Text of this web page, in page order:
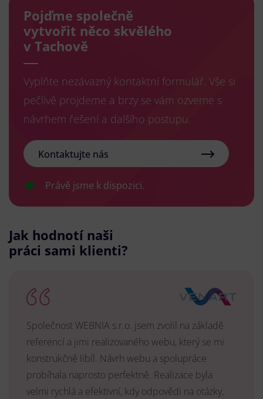
Pojďme společně
vytvořit něco skvělého
v Tachově
Vyplňte nezávazný kontaktní formulář. Vše si
pečlivě projdeme a brzy se vám ozveme s
návrhem řešení a dalšího postupu.
Kontaktujte nás
Právě jsme k dispozici.
Jak hodnotí naši
práci sami klienti?
Společnost WEBNIA s.r.o. jsem zvolil na základě
referencí a jimi realizovaného webu, který se mi
konstrukčně libíl. Návrh webu a spolupráce
probíhala naprosto perfektně. Realizace byla
velmi rychlá a efektivní, kdy odpovědi na otázky,